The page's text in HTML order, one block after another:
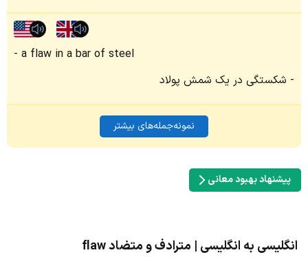
a flaw in a bar of steel
شکستگی در یک شمش پولاد
نمونه‌جمله‌های بیشتر
پیشنهاد بهبود معانی
انگلیسی به انگلیسی | مترادف و متضاد flaw